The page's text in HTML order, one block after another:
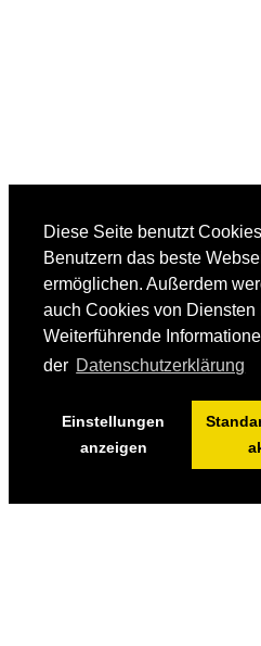
Diese Seite benutzt
Benutzern das beste
ermöglichen. Außerdem
auch Cookies von Diensten
Weiterführende
der Datenschutzerklärung
Einstellungen
anzeigen